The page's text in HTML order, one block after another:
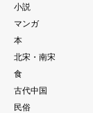
小説
マンガ
本
北宋・南宋
食
古代中国
民俗